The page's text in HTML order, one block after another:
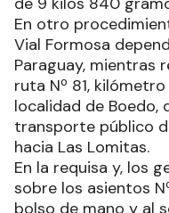
En otro
Vial Formosa
Paraguay, mientras
ruta Nº 81,
localidad de Boedo,
transporte público
hacia Las Lomitas.
En la requisa y, los
sobre los asientos
bolso de mano y al